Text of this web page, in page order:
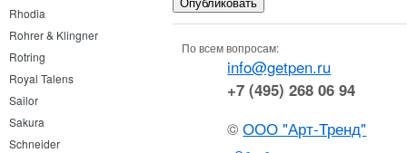
Rhodia
Rohrer & Klingner
Rotring
Royal Talens
Sailor
Sakura
Schneider
По всем вопросам:
info@getpen.ru
+7 (495) 268 06 94
©ООО "Арт-Тренд"